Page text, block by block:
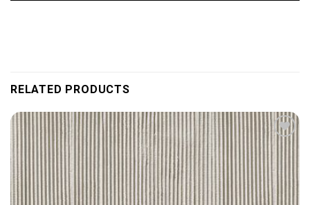
RELATED PRODUCTS
wishlist